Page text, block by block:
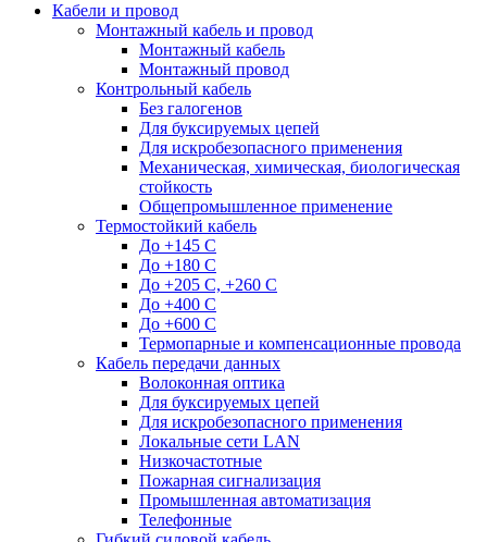
Кабели и провод
Монтажный кабель и провод
Монтажный кабель
Монтажный провод
Контрольный кабель
Без галогенов
Для буксируемых цепей
Для искробезопасного применения
Механическая, химическая, биологическая
стойкость
Общепромышленное применение
Термостойкий кабель
До +145 С
До +180 C
До +205 С, +260 С
До +400 C
До +600 С
Термопарные и компенсационные провода
Кабель передачи данных
Волоконная оптика
Для буксируемых цепей
Для искробезопасного применения
Локальные сети LAN
Низкочастотные
Пожарная сигнализация
Промышленная автоматизация
Телефонные